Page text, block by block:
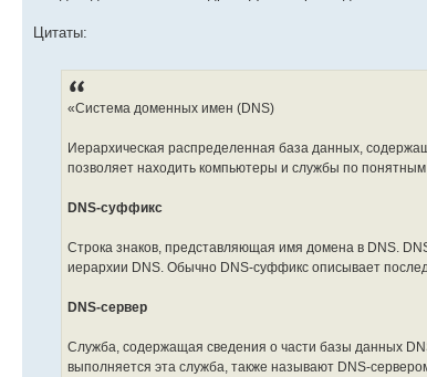
Цитаты:
«Система доменных имен (DNS)
Иерархическая распределенная база данных,
позволяет находить компьютеры и службы по
DNS-суффикс
Строка знаков, представляющая имя домена в DNS.
иерархии DNS. Обычно DNS-суффикс описывает
DNS-сервер
Служба, содержащая сведения о части базы данных
выполняется эта служба, также называют DNS-